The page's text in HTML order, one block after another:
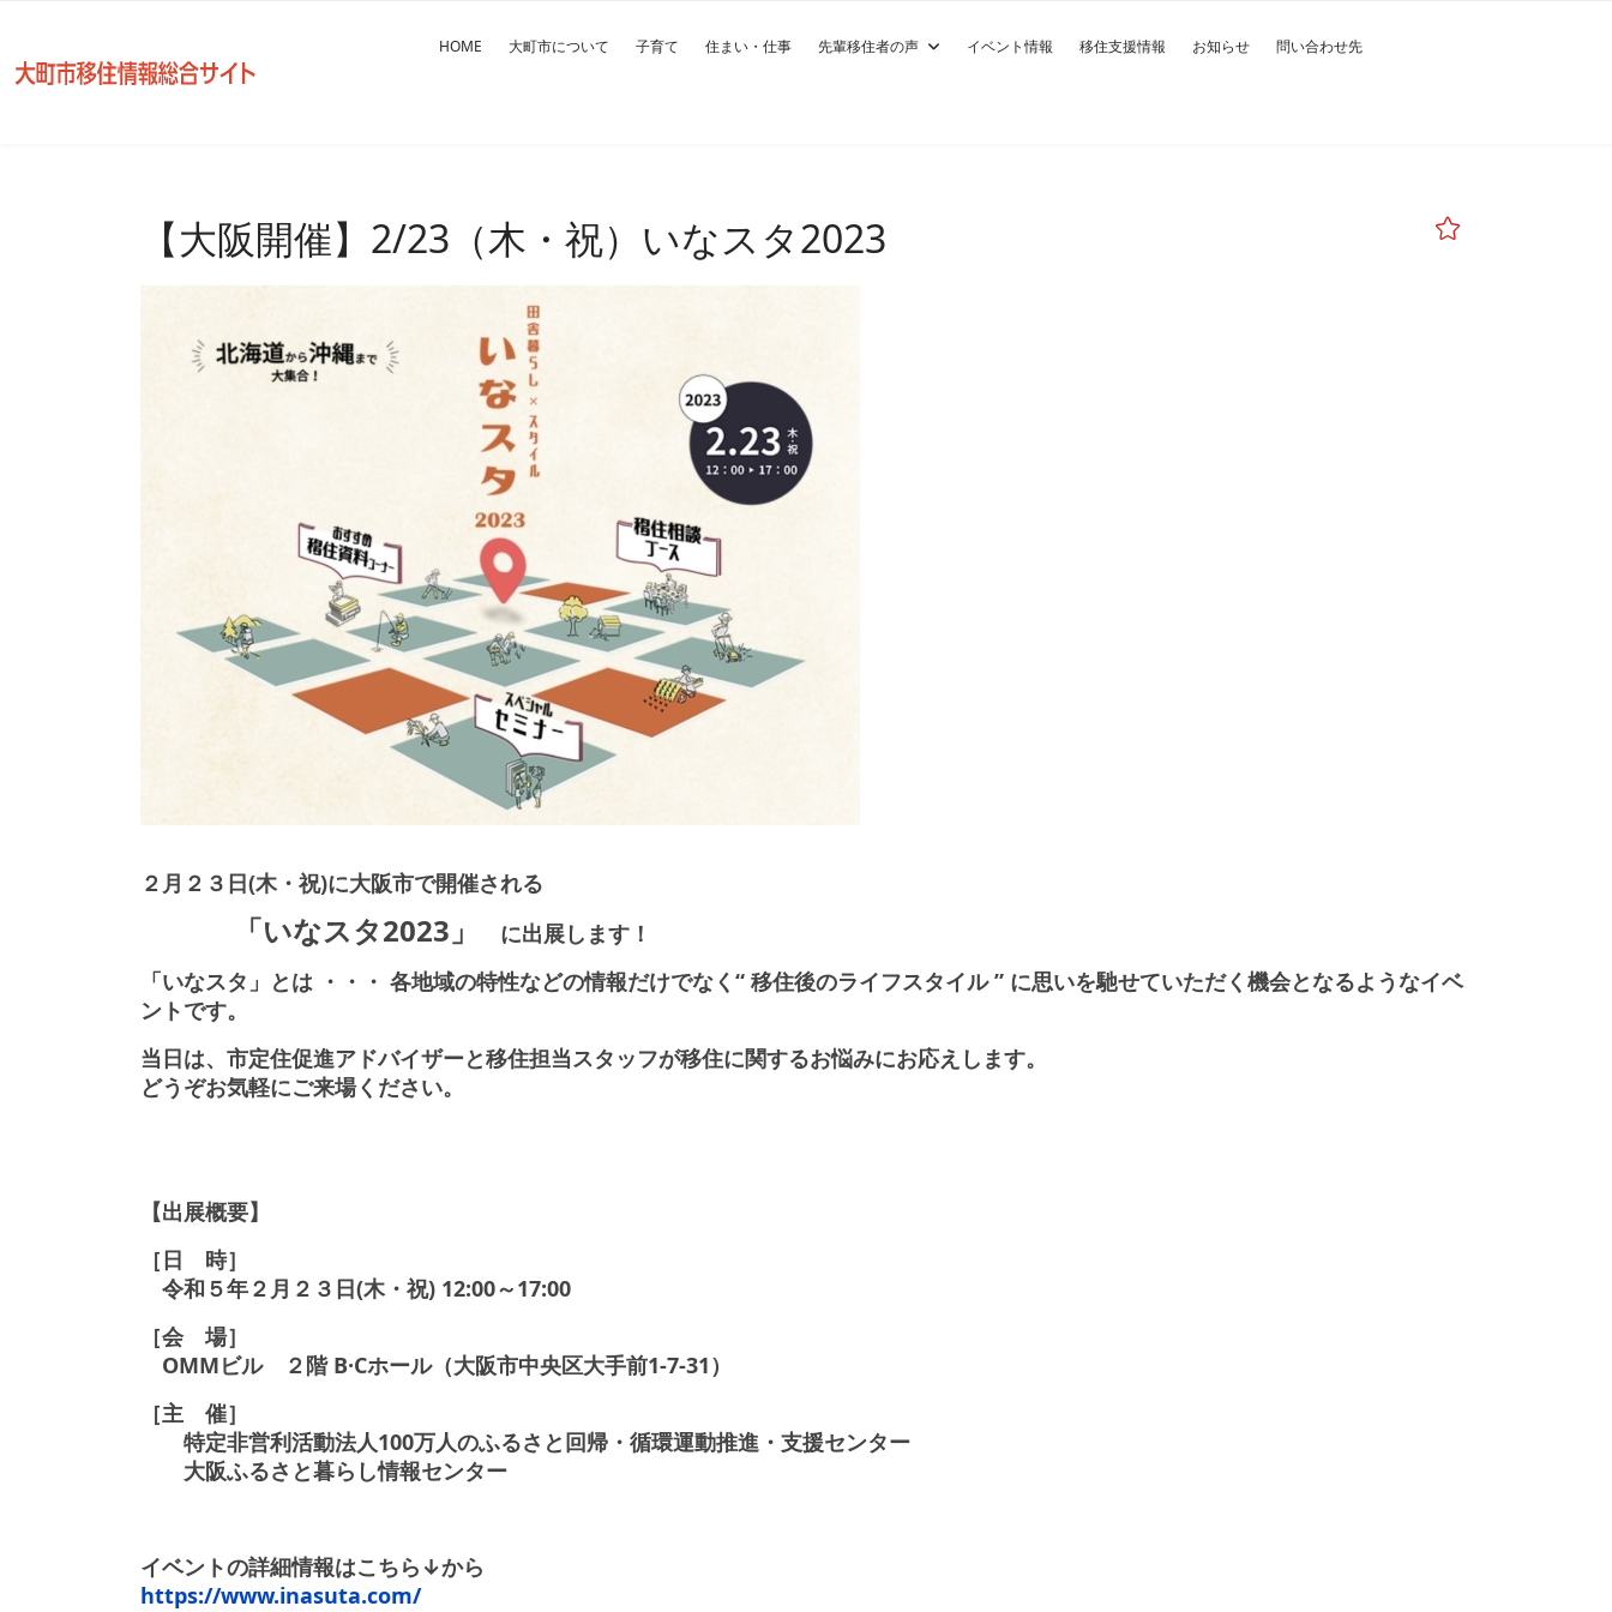
HOME 大町市について 子育て 住まい・仕事 先輩移住者の声 イベント情報 移住支援情報 お知らせ 問い合わせ先
【大阪開催】2/23（木・祝）いなスタ2023
２月２３日(木・祝)に大阪市で開催される
「いなスタ2023」
に出展します！
「いなスタ」とは ・・・ 各地域の特性などの情報だけでなく“ 移住後のライフスタイル ” に思いを馳せていただく機会となるようなイベ
ントです。
当日は、市定住促進アドバイザーと移住担当スタッフが移住に関するお悩みにお応えします。
どうぞお気軽にご来場ください。
【出展概要】
［日 時］
令和５年２月２３日(木・祝) 12:00～17:00
［会 場］
OMMビル ２階 B·Cホール（大阪市中央区大手前1-7-31）
［主 催］
特定非営利活動法人100万人のふるさと回帰・循環運動推進・支援センター
大阪ふるさと暮らし情報センター
イベントの詳細情報はこちら↓から
https://www.inasuta.com/